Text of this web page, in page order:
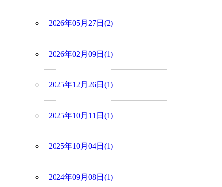
2026年05月27日(2)
2026年02月09日(1)
2025年12月26日(1)
2025年10月11日(1)
2025年10月04日(1)
2024年09月08日(1)